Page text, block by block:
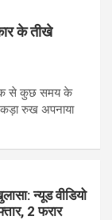
के तीखे
से कुछ समय के
रुख अपनाया
न्यूड वीडियो
2 फरार